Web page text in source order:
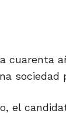
cuarenta
sociedad
el